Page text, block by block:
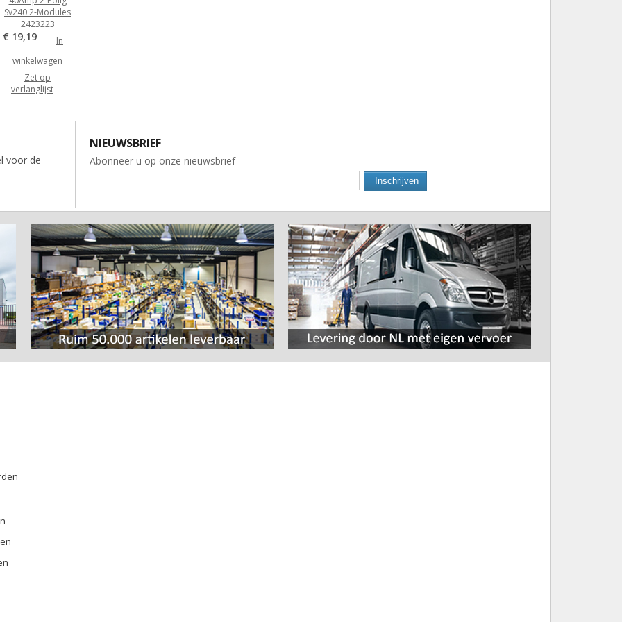
Sv240 2-Modules
2423223
€ 19,19
In
winkelwagen
Zet op
verlanglijst
voor de
NIEUWSBRIEF
Abonneer u op onze nieuwsbrief
Inschrijven